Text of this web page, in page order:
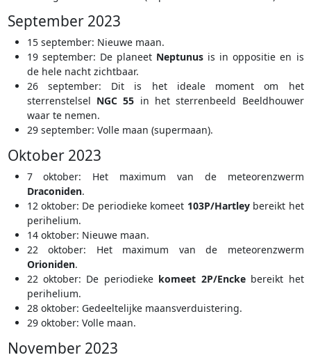
September 2023
15 september: Nieuwe maan.
19 september: De planeet Neptunusis in oppositie en is
de hele nacht zichtbaar.
26 september: Dit is het ideale moment om het
sterrenstelsel NGC 55 in het sterrenbeeld Beeldhouwer
waar te nemen.
29 september: Volle maan (supermaan).
Oktober 2023
7 oktober: Het maximum van de meteorenzwerm
Draconiden.
12 oktober: De periodieke komeet 103P/Hartleybereikt het
perihelium.
14 oktober: Nieuwe maan.
22 oktober: Het maximum van de meteorenzwerm
Orioniden.
22 oktober: De periodieke komeet 2P/Enckebereikt het
perihelium.
28 oktober: Gedeeltelijke maansverduistering.
29 oktober: Volle maan.
November 2023